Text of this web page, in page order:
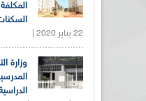
22 يناير 2020 |
وزارة
الدراسية 2020-